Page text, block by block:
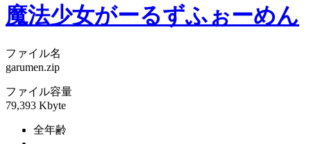
魔法少女がーるずふぉーめん
ファイル名
garumen.zip
ファイル容量
79,393 Kbyte
全年齢